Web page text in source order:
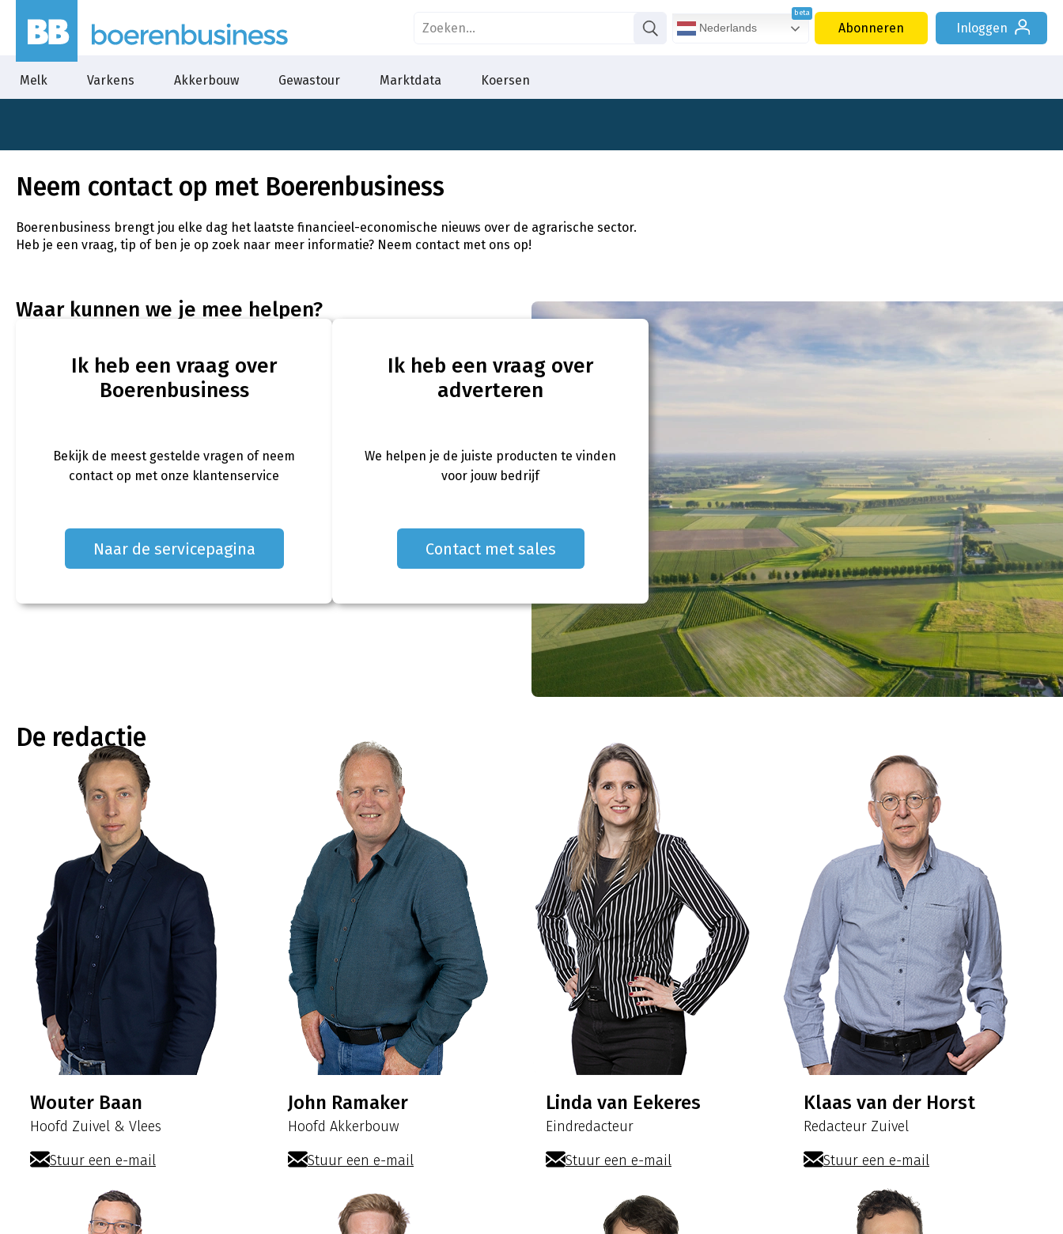
Nederlands Abonneren Inloggen
Melk Varkens Akkerbouw Gewastour Marktdata Koersen
Neem contact op met Boerenbusiness
Boerenbusiness brengt jou elke dag het laatste financieel-economische nieuws over de agrarische sector.
Heb je een vraag, tip of ben je op zoek naar meer informatie? Neem contact met ons op!
Waar kunnen we je mee helpen?
Ik heb een vraag over
Boerenbusiness
Bekijk de meest gestelde vragen of neem
contact op met onze klantenservice
Naar de servicepagina
Ik heb een vraag over
adverteren
We helpen je de juiste producten te vinden
voor jouw bedrijf
Contact met sales
De redactie
Wouter Baan
Hoofd Zuivel & Vlees
Stuur een e-mail
John Ramaker
Hoofd Akkerbouw
Stuur een e-mail
Linda van Eekeres
Eindredacteur
Stuur een e-mail
Klaas van der Horst
Redacteur Zuivel
Stuur een e-mail